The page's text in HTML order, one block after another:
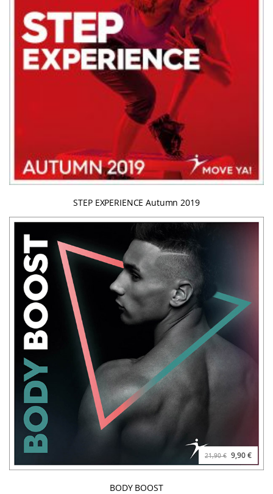
STEP EXPERIENCE Autumn 2019
21,90 € 9,90 €
BODY BOOST